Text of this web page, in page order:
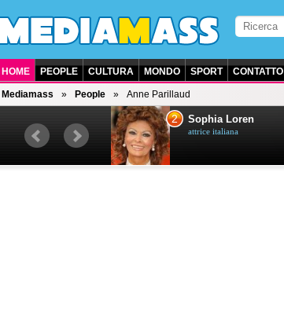
HOME PEOPLE CULTURA MONDO SPORT CONTATTO
Mediamass People Anne Parillaud
2 Sophia Loren
attrice italiana